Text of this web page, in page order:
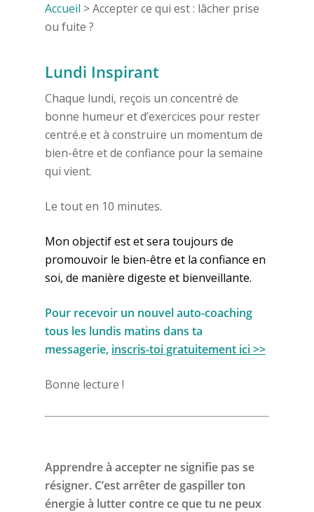
Accueil >Accepter ce qui est : lâcher prise
ou fuite ?
Lundi Inspirant
Chaque lundi, reçois un concentré de
bonne humeur et d’exercices pour rester
centré.e et à construire un momentum de
bien-être et de confiance pour la semaine
qui vient.
Le tout en 10 minutes.
Mon objectif est et sera toujours de
promouvoir le bien-être et la confiance en
soi, de manière digeste et bienveillante.
Pour recevoir un nouvel auto-coaching
tous les lundis matins dans ta
messagerie, inscris-toi gratuitement ici >>
Bonne lecture !
Apprendre à accepter ne signifie pas se
résigner. C’est arrêter de gaspiller ton
énergie à lutter contre ce que tu ne peux